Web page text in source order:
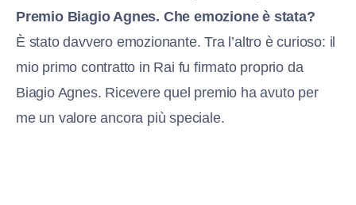
Premio Biagio Agnes. Che emozione è stata?
È stato davvero emozionante. Tra l’altro è curioso: il
mio primo contratto in Rai fu firmato proprio da
Biagio Agnes. Ricevere quel premio ha avuto per
me un valore ancora più speciale.